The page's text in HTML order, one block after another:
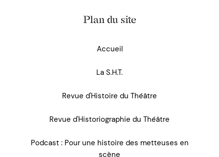
Plan du site
Accueil
La S.H.T.
Revue d'Histoire du Théâtre
Revue d'Historiographie du Théâtre
Podcast : Pour une histoire des metteuses en
scène